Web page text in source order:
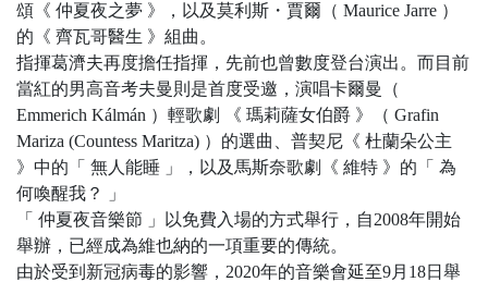
頌《 仲夏夜之夢 》，以及莫利斯・賈爾（ Maurice Jarre ）
的《 齊瓦哥醫生 》組曲。
指揮葛濟夫再度擔任指揮，先前也曾數度登台演出。而目前
當紅的男高音考夫曼則是首度受邀，演唱卡爾曼（
Emmerich Kálmán ）輕歌劇 《 瑪莉薩女伯爵 》（ Grafin
Mariza (Countess Maritza) ）的選曲、普契尼《 杜蘭朵公主
》中的「 無人能睡 」，以及馬斯奈歌劇《 維特 》的「 為
何喚醒我？ 」
「 仲夏夜音樂節 」以免費入場的方式舉行，自2008年開始
舉辦，已經成為維也納的一項重要的傳統。
由於受到新冠病毒的影響，2020年的音樂會延至9月18日舉